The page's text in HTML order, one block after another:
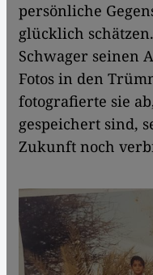
persönliche
glücklich
Schwager seinen
Fotos in den
fotografierte sie
gespeichert sind,
Zukunft noch